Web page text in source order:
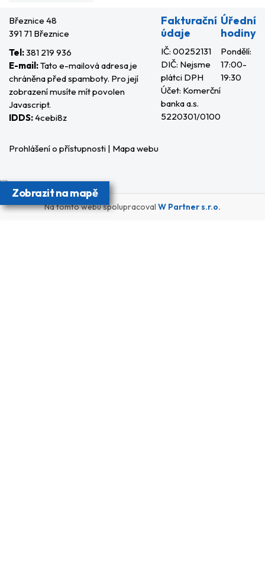
Březnice 48
391 71 Březnice
Tel:381 219 936
E-mail:Tato e-mailová adresa je
chráněna před spamboty. Pro její
zobrazení musíte mít povolen
Javascript.
IDDS:4cebi8z
Fakturační
údaje
IČ: 00252131
DIČ: Nejsme
plátci DPH
Účet: Komerční
banka a.s.
5220301/0100
Úřední
hodiny
Pondělí:
17:00-
19:30
Prohlášení o přístupnosti | Mapa webu
Zobrazit na mapě
Na tomto webu spolupracoval W Partner s.r.o.